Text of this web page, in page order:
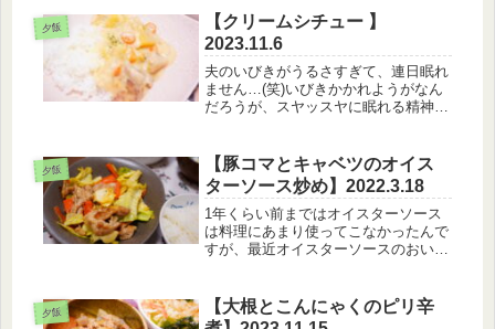
卵スープ色味がキレイだったので、写
真を撮っていたら「お！やった！！！
写...
夕飯
【クリームシチュー 】
2023.11.6
夫のいびきがうるさすぎて、連日眠れ
ません…(笑)いびきかかれようがなん
だろうが、スヤッスヤに眠れる精神が
クリームシチューはもっぱらこのレシ
ピで作ることが多いです。そんなこ
ん...
夕飯
【豚コマとキャベツのオイス
ターソース炒め】2022.3.18
1年くらい前まではオイスターソース
は料理にあまり使ってこなかったんで
すが、最近オイスターソースのおいし
代わりにオイスターソースも好きで
す。【３月18日のメニュー】・白米・
夕飯
【大根とこんにゃくのピリ辛